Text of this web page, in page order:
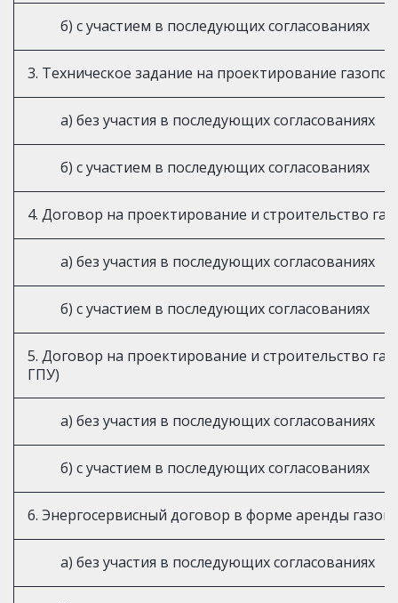
б) с участием в последующих согласованиях
3. Техническое задание на проектирование
а) без участия в последующих согласованиях
б) с участием в последующих согласованиях
4. Договор на проектирование и строительство
а) без участия в последующих согласованиях
б) с участием в последующих согласованиях
5. Договор на проектирование и строительство
ГПУ)
а) без участия в последующих согласованиях
б) с участием в последующих согласованиях
6. Энергосервисный договор в форме аренды
а) без участия в последующих согласованиях